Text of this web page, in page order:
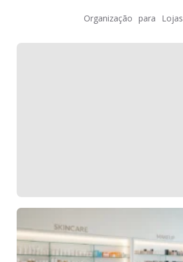
Organização para Lojas